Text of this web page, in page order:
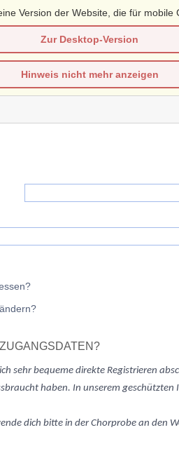
Version der Website, die für mobile
Zur Desktop-Version
Hinweis nicht mehr anzeigen
sehr bequeme direkte Registrieren
haben. In unserem
dich bitte in der Chorprobe an den